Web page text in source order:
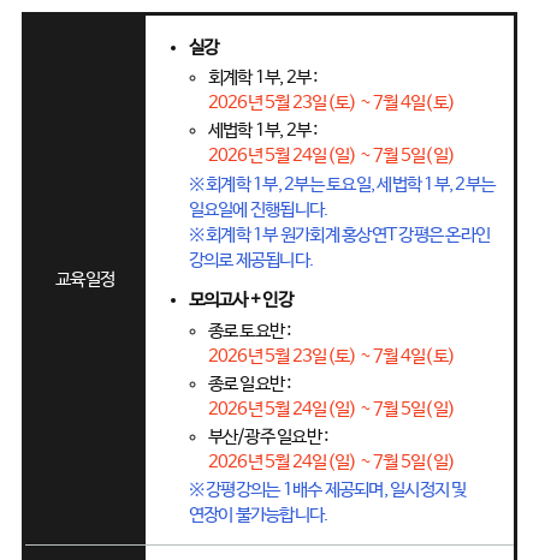
교육일정
실강
회계학 1부, 2부 :
2026년 5월 23일(토) ~ 7월 4일(토)
세법학 1부, 2부 :
2026년 5월 24일(일) ~ 7월 5일(일)
※ 회계학 1부, 2부는 토요일, 세법학 1부, 2부는
일요일에 진행됩니다.
※ 회계학 1부 원가회계 홍상연T 강평은 온라인
강의로 제공됩니다.
모의고사 + 인강
종로 토요반 :
2026년 5월 23일(토) ~ 7월 4일(토)
종로 일요반 :
2026년 5월 24일(일) ~ 7월 5일(일)
부산/광주 일요반 :
2026년 5월 24일(일) ~ 7월 5일(일)
※ 강평강의는 1배수 제공되며, 일시정지 및
연장이 불가능합니다.